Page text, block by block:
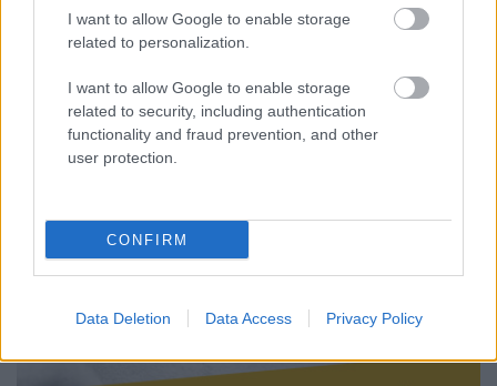
I want to allow Google to enable storage
related to personalization.
I want to allow Google to enable storage
related to security, including authentication
functionality and fraud prevention, and other
user protection.
CONFIRM
Data Deletion Data Access Privacy Policy